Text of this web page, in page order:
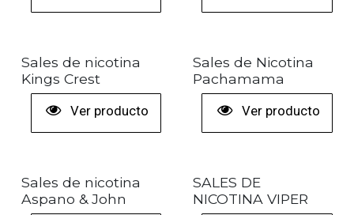
Sales de nicotina
Kings Crest
Ver producto
Sales de Nicotina
Pachamama
Ver producto
Sales de nicotina
Aspano & John
SALES DE
NICOTINA VIPER